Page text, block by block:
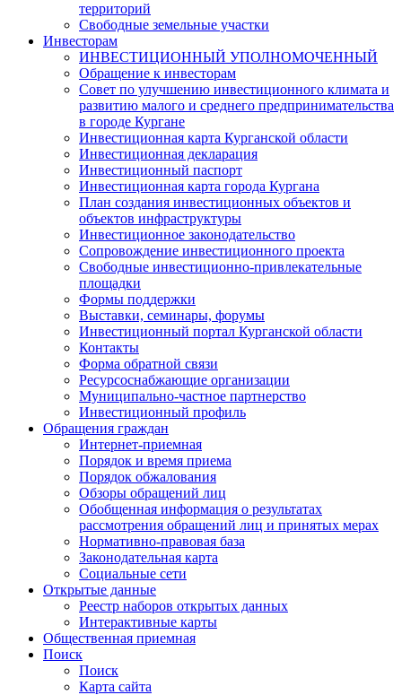
территорий
Свободные земельные участки
Инвесторам
ИНВЕСТИЦИОННЫЙ УПОЛНОМОЧЕННЫЙ
Обращение к инвесторам
Совет по улучшению инвестиционного климата и
развитию малого и среднего предпринимательства
в городе Кургане
Инвестиционная карта Курганской области
Инвестиционная декларация
Инвестиционный паспорт
Инвестиционная карта города Кургана
План создания инвестиционных объектов и
объектов инфраструктуры
Инвестиционное законодательство
Сопровождение инвестиционного проекта
Свободные инвестиционно-привлекательные
площадки
Формы поддержки
Выставки, семинары, форумы
Инвестиционный портал Курганской области
Контакты
Форма обратной связи
Ресурсоснабжающие организации
Муниципально-частное партнерство
Инвестиционный профиль
Обращения граждан
Интернет-приемная
Порядок и время приема
Порядок обжалования
Обзоры обращений лиц
Обобщенная информация о результатах
рассмотрения обращений лиц и принятых мерах
Нормативно-правовая база
Законодательная карта
Социальные сети
Открытые данные
Реестр наборов открытых данных
Интерактивные карты
Общественная приемная
Поиск
Поиск
Карта сайта